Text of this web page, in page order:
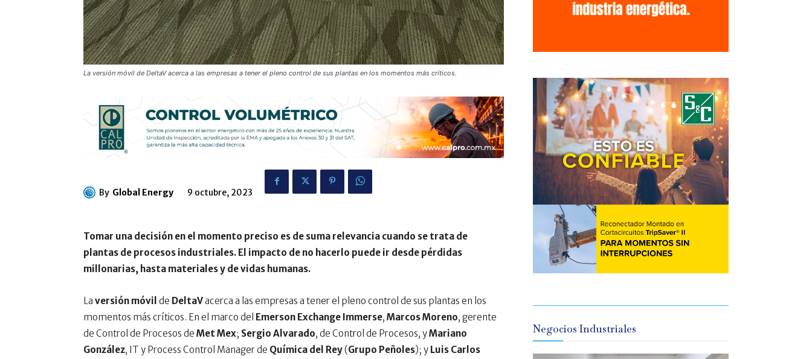
La versión móvil de DeltaV acerca a las empresas a tener el pleno control de sus plantas en los momentos más críticos.
By Global Energy 9 octubre, 2023
Tomar una decisión en el momento preciso es de suma relevancia cuando se trata de
plantas de procesos industriales. El impacto de no hacerlo puede ir desde pérdidas
millonarias, hasta materiales y de vidas humanas.
La versión móvil de DeltaVacerca a las empresas a tener el pleno control de sus plantas en los
momentos más críticos. En el marco del Emerson Exchange Immerse, Marcos Moreno, gerente
de Control de Procesos de Met Mex; Sergio Alvarado, de Control de Procesos, yMariano
González, IT y Process Control Manager de Química del Rey(Grupo Peñoles); y Luis Carlos
Negocios Industriales